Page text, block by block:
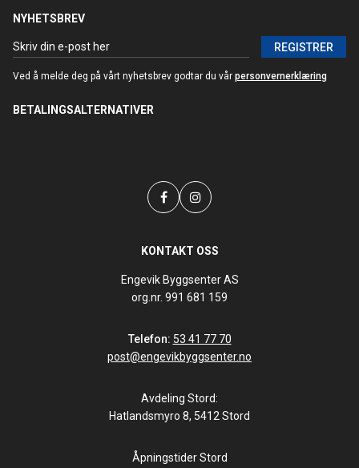
NYHETSBREV
REGISTRER
Ved å melde deg på vårt nyhetsbrev godtar du vår personvernerklæring
BETALINGSALTERNATIVER
KONTAKT OSS
Engevik Byggsenter AS
org.nr. 991 681 159
Telefon: 53 41 77 70
post@engevikbyggsenter.no
Avdeling Stord:
Hatlandsmyro 8, 5412 Stord
Åpningstider Stord